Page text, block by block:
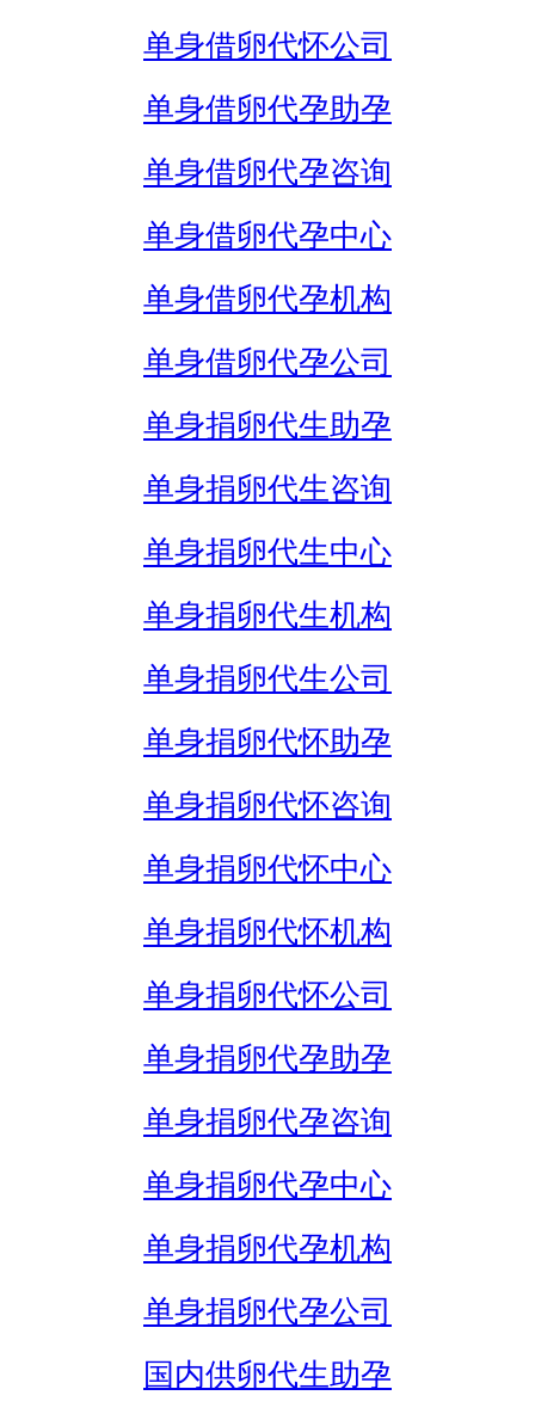
单身借卵代怀公司
单身借卵代孕助孕
单身借卵代孕咨询
单身借卵代孕中心
单身借卵代孕机构
单身借卵代孕公司
单身捐卵代生助孕
单身捐卵代生咨询
单身捐卵代生中心
单身捐卵代生机构
单身捐卵代生公司
单身捐卵代怀助孕
单身捐卵代怀咨询
单身捐卵代怀中心
单身捐卵代怀机构
单身捐卵代怀公司
单身捐卵代孕助孕
单身捐卵代孕咨询
单身捐卵代孕中心
单身捐卵代孕机构
单身捐卵代孕公司
国内供卵代生助孕